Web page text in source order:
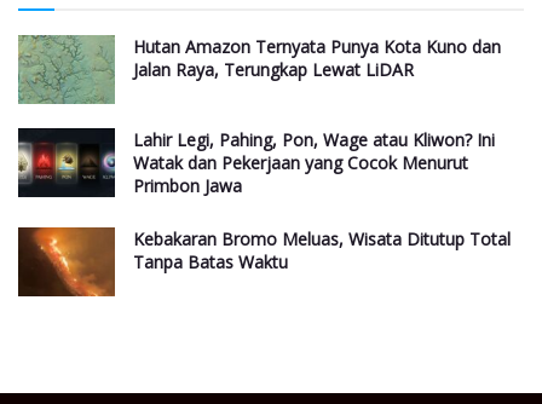
Hutan Amazon Ternyata Punya Kota Kuno dan
Jalan Raya, Terungkap Lewat LiDAR
Lahir Legi, Pahing, Pon, Wage atau Kliwon? Ini
Watak dan Pekerjaan yang Cocok Menurut
Primbon Jawa
Kebakaran Bromo Meluas, Wisata Ditutup Total
Tanpa Batas Waktu